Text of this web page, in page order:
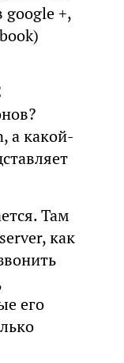
google +,
а какой-
Там
как
его